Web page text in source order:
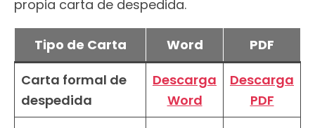
propia carta de despedida.
Tipo de Carta Word
PDF
Carta formal de
despedida
Descarga
Word
Descarga
PDF